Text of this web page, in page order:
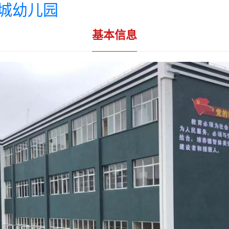
幼儿园
基本信息